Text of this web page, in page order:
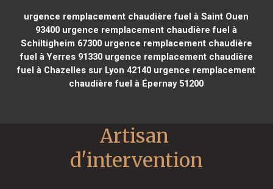
urgence remplacement chaudière fuel à Saint Ouen
93400 urgence remplacement chaudière fuel à
Schiltigheim 67300urgence remplacement chaudière
fuel à Yerres 91330urgence remplacement chaudière
fuel à Chazelles sur Lyon 42140 urgence remplacement
chaudière fuel à Épernay 51200
Artisan
d'intervention